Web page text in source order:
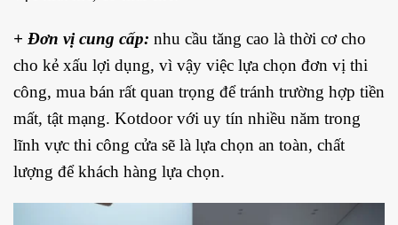
+ Đơn vị cung cấp: nhu cầu tăng cao là thời cơ cho
cho kẻ xấu lợi dụng, vì vậy việc lựa chọn đơn vị thi
công, mua bán rất quan trọng để tránh trường hợp tiền
mất, tật mạng. Kotdoor với uy tín nhiều năm trong
lĩnh vực thi công cửa sẽ là lựa chọn an toàn, chất
lượng để khách hàng lựa chọn.